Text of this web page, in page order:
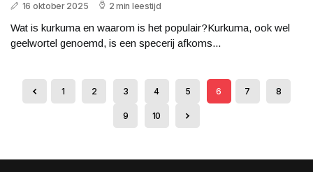
16 oktober 2025 2 min leestijd
Wat is kurkuma en waarom is het populair?Kurkuma, ook wel
geelwortel genoemd, is een specerij afkoms...
1 2 3 4 5 6 7 8
9 10